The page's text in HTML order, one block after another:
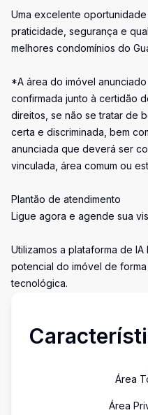
Uma excelente
praticidade, segurança e
melhores condomínios do
*A área do imóvel
confirmada junto à certidão
direitos, se não se tratar de
certa e discriminada, bem
anunciada que deverá ser
vinculada, área comum ou
Plantão de atendimento
Ligue agora e agende sua
Utilizamos a plataforma de
potencial do imóvel de
tecnológica.
Área
Área